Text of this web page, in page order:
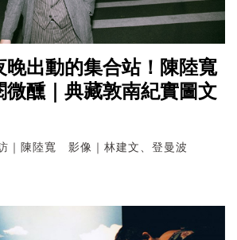
晚出動的集合站！陳陸寬
微醺｜典藏敦南紀實圖文
｜陳陸寬 影像｜林建文、登曼波